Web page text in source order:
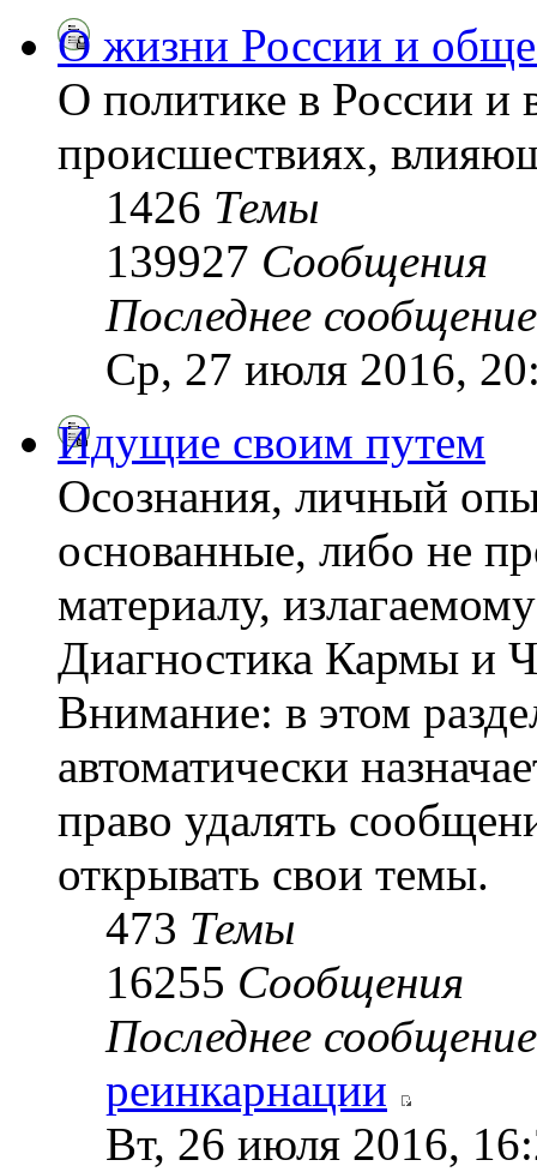
О жизни России и
О политике в России и
происшествиях,
1426 Темы
139927 Сообщения
Последнее сообщение
Ср, 27 июля 2016,
Идущие своим путем
Осознания, личный
основанные, либо не
материалу,
Диагностика Кармы и
Внимание: в этом
автоматически
право удалять
открывать свои темы.
473 Темы
16255 Сообщения
Последнее сообщение
реинкарнации
Вт, 26 июля 2016,